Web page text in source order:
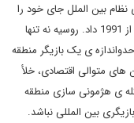
بین الملل جای خود را
به دنیای تک قطبی (و به قرائتی تک چندقطبی) بعد از 1991 داد. روسیه نه تنها
ی یک بازیگر منطقه
متوالی اقتصادی، خلأ
ی هژمونی سازی منطقه
بین المللی نباشد.